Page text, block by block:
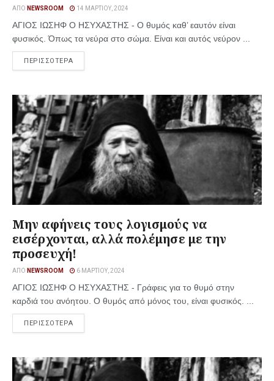
ΑΠΌ NEWSROOM 14 ΜΑΡΤΊΟΥ, 2024
ΑΓΙΟΣ ΙΩΣΗΦ Ο ΗΣΥΧΑΣΤΗΣ - Ο θυμός καθ’ εαυτόν είναι
φυσικός. Όπως τα νεύρα στο σώμα. Είναι και αυτός νεύρον ...
ΠΕΡΙΣΣΟΤΕΡΑ
Μην αφήνεις τους λογισμούς να
εισέρχονται, αλλά πολέμησε με την
προσευχή!
ΑΠΌ NEWSROOM 6 ΜΑΡΤΊΟΥ, 2024
ΑΓΙΟΣ ΙΩΣΗΦ Ο ΗΣΥΧΑΣΤΗΣ - Γράφεις για το θυμό στην
καρδιά του ανόητου. Ο θυμός από μόνος του, είναι φυσικός. ...
ΠΕΡΙΣΣΟΤΕΡΑ